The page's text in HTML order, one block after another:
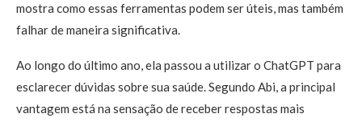
mostra como essas ferramentas podem ser úteis, mas também
falhar de maneira significativa.
Ao longo do último ano, ela passou a utilizar o ChatGPT para
esclarecer dúvidas sobre sua saúde. Segundo Abi, a principal
vantagem está na sensação de receber respostas mais